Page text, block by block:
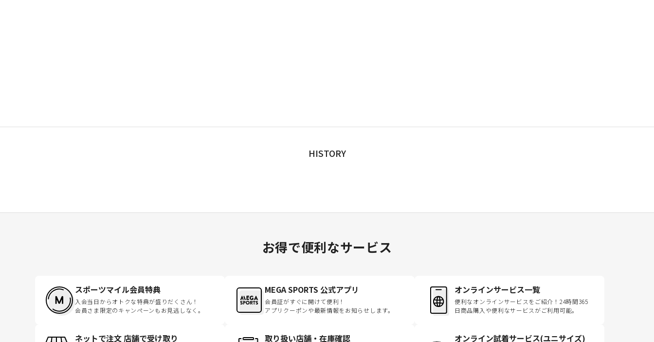
HISTORY
お得で便利なサービス
スポーツマイル会員特典
入会当日からオトクな特典が盛りだくさん！
会員さま限定のキャンペーンもお見逃しなく。
MEGA SPORTS 公式アプリ
会員証がすぐに開けて便利！
アプリクーポンや最新情報をお知らせします。
オンラインサービス一覧
便利なオンラインサービスをご紹介！24時間365
日商品購入や便利なサービスがご利用可能。
ネットで注文 店舗で受け取り 取り扱い店舗・在庫確認 オンライン試着サービス(ユニサイズ)